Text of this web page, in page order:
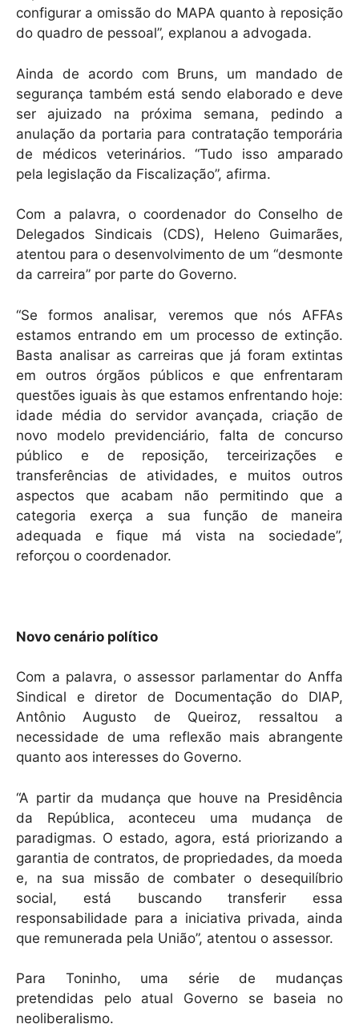
configurar a omissão do MAPA quanto à reposição
do quadro de pessoal”, explanou a advogada.
Ainda de acordo com Bruns, um mandado de
segurança também está sendo elaborado e deve
ser ajuizado na próxima semana, pedindo a
anulação da portaria para contratação temporária
de médicos veterinários. “Tudo isso amparado
pela legislação da Fiscalização”, afirma.
Com a palavra, o coordenador do Conselho de
Delegados Sindicais (CDS), Heleno Guimarães,
atentou para o desenvolvimento de um “desmonte
da carreira” por parte do Governo.
“Se formos analisar, veremos que nós AFFAs
estamos entrando em um processo de extinção.
Basta analisar as carreiras que já foram extintas
em outros órgãos públicos e que enfrentaram
questões iguais às que estamos enfrentando hoje:
idade média do servidor avançada, criação de
novo modelo previdenciário, falta de concurso
público e de reposição, terceirizações e
transferências de atividades, e muitos outros
aspectos que acabam não permitindo que a
categoria exerça a sua função de maneira
adequada e fique má vista na sociedade”,
reforçou o coordenador.
Novo cenário político
Com a palavra, o assessor parlamentar do Anffa
Sindical e diretor de Documentação do DIAP,
Antônio Augusto de Queiroz, ressaltou a
necessidade de uma reflexão mais abrangente
quanto aos interesses do Governo.
“A partir da mudança que houve na Presidência
da República, aconteceu uma mudança de
paradigmas. O estado, agora, está priorizando a
garantia de contratos, de propriedades, da moeda
e, na sua missão de combater o desequilíbrio
social, está buscando transferir essa
responsabilidade para a iniciativa privada, ainda
que remunerada pela União”, atentou o assessor.
Para Toninho, uma série de mudanças
pretendidas pelo atual Governo se baseia no
neoliberalismo.